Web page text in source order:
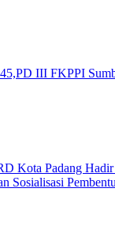
III FKPPI
Kota Padang Hadir
Sosialisasi